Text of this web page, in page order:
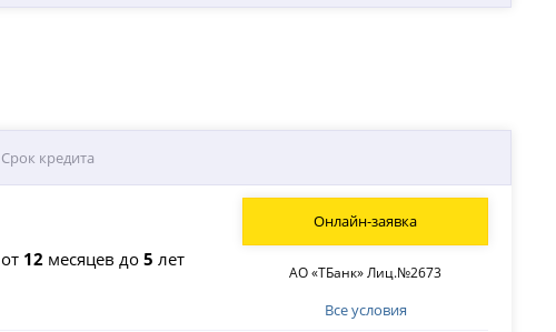
Срок кредита
от 12 месяцев до5 лет
Все условия
АО «ТБанк» Лиц.№2673
Онлайн-заявка